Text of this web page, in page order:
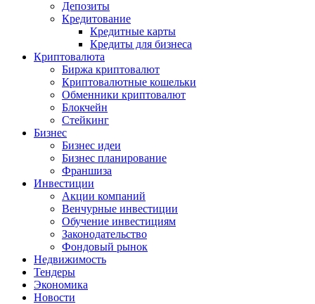
Депозиты
Кредитование
Кредитные карты
Кредиты для бизнеса
Криптовалюта
Биржа криптовалют
Криптовалютные кошельки
Обменники криптовалют
Блокчейн
Стейкинг
Бизнес
Бизнес идеи
Бизнес планирование
Франшиза
Инвестиции
Акции компаний
Венчурные инвестиции
Обучение инвестициям
Законодательство
Фондовый рынок
Недвижимость
Тендеры
Экономика
Новости